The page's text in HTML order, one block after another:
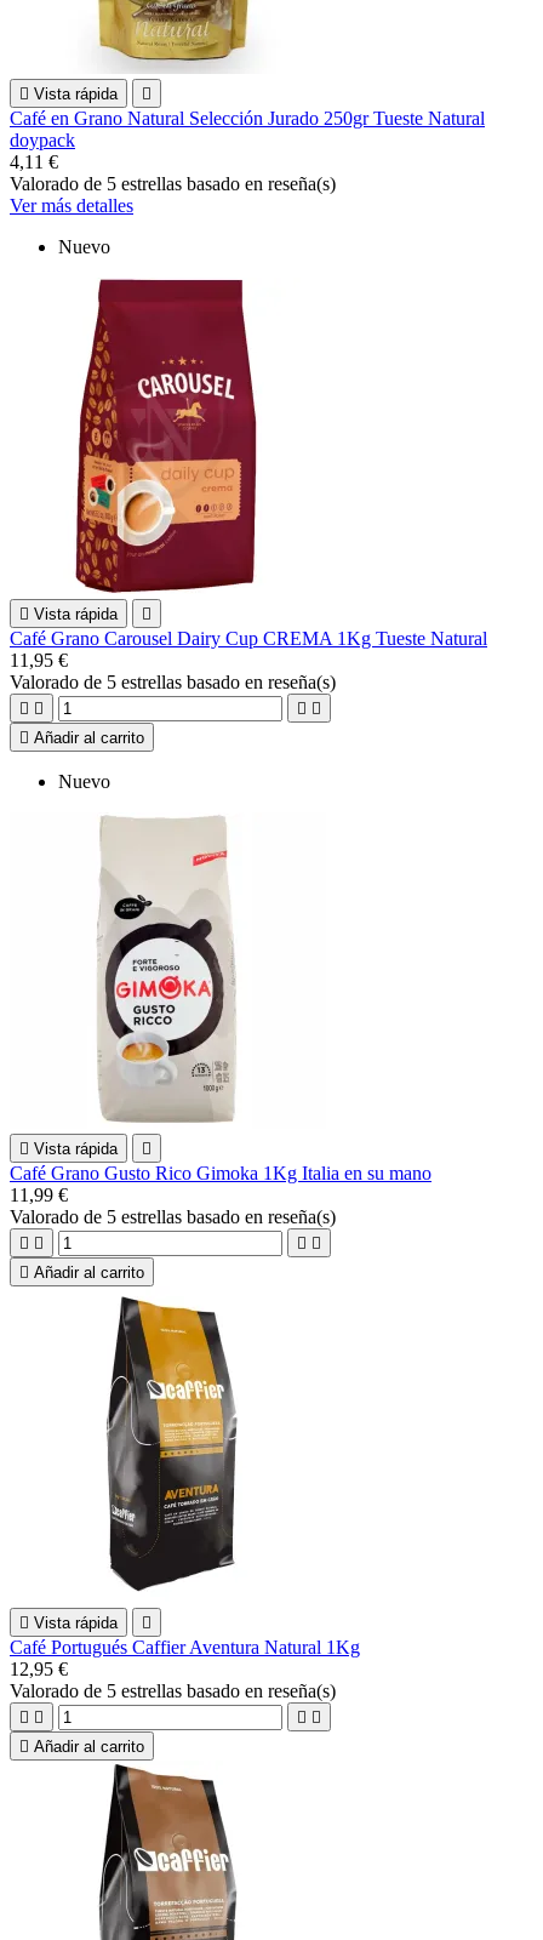
 Vista rápida 
Café en Grano Natural Selección Jurado 250gr Tueste Natural
doypack
4,11 €
Valorado de 5 estrellas basado en reseña(s)
Ver más detalles
Nuevo
 Vista rápida 
Café Grano Carousel Dairy Cup CREMA 1Kg Tueste Natural
11,95 €
Valorado de 5 estrellas basado en reseña(s)
   
 Añadir al carrito
Nuevo
 Vista rápida 
Café Grano Gusto Rico Gimoka 1Kg Italia en su mano
11,99 €
Valorado de 5 estrellas basado en reseña(s)
   
 Añadir al carrito
 Vista rápida 
Café Portugués Caffier Aventura Natural 1Kg
12,95 €
Valorado de 5 estrellas basado en reseña(s)
   
 Añadir al carrito